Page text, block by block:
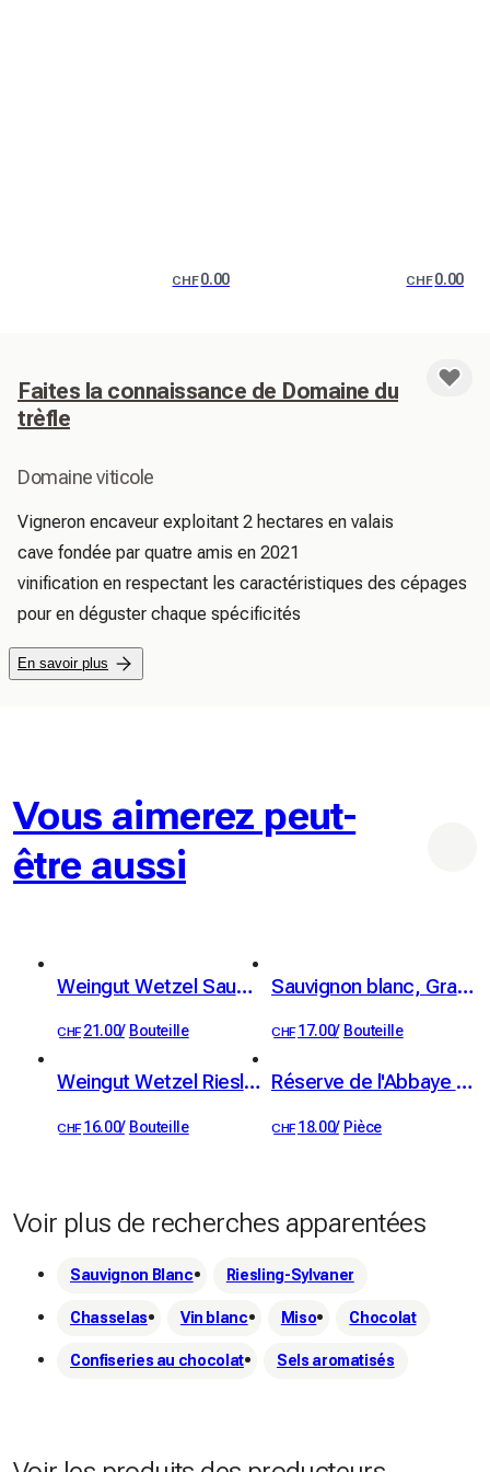
CHF0.00 CHF0.00
Faites la connaissance de Domaine du
trèfle
Domaine viticole
Vigneron encaveur exploitant 2 hectares en valais
cave fondée par quatre amis en 2021
vinification en respectant les caractéristiques des cépages
pour en déguster chaque spécificités
En savoir plus
Vous aimerez peut-
être aussi
Weingut Wetzel Sauvignon blanc
CHF 21.00/ Bouteille
Sauvignon blanc, Grand Cru, Villeneuve, AOC Chablais, Christophe Bertholet
CHF 17.00/ Bouteille
Weingut Wetzel Riesling Silvaner
CHF 16.00/ Bouteille
Réserve de l'Abbaye de Bonmont - bouteille 75 cl de chasselas
CHF 18.00/ Pièce
Voir plus de recherches apparentées
Sauvignon Blanc Riesling-Sylvaner
Chasselas Vin blanc Miso Chocolat
Confiseries au chocolat Sels aromatisés